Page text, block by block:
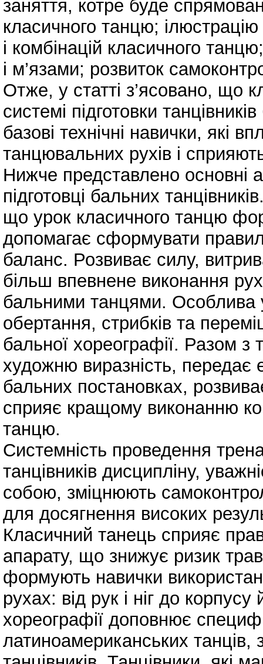
заняття, котре буде
класичного танцю;
і комбінацій класичного
і м’язами; розвиток
Отже, у статті з’ясовано, що
системі підготовки
базові технічні навички, які
танцювальних рухів і
Нижче представлено основні
підготовці бальних
що урок класичного танцю
допомагає сформувати
баланс. Розвиває силу,
більш впевнене виконання
бальними танцями. Особлива
обертання, стрибків та
бальної хореографії. Разом
художню виразність,
бальних постановках,
сприяє кращому виконанню
танцю.
Системність проведення
танцівників дисципліну,
собою, зміцнюють
для досягнення високих
Класичний танець сприяє
апарату, що знижує ризик
формують навички
рухах: від рук і ніг до
хореографії доповнює
латиноамериканських танців,